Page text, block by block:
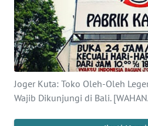
Joger Kuta: Toko Oleh-Oleh
Wajib Dikunjungi di Bali.
INDEKS
BERITA
KONTAK
KAMI
INFO